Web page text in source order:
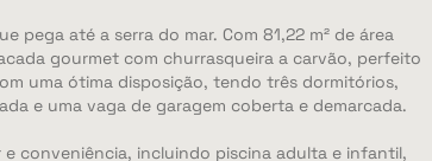
pega até a serra do mar. Com 81,22 m² de área
gourmet com churrasqueira a carvão, perfeito
uma ótima disposição, tendo três dormitórios,
e uma vaga de garagem coberta e demarcada.
conveniência, incluindo piscina adulta e infantil,